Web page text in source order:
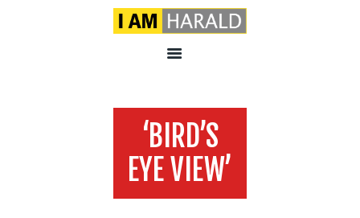
‘BIRD’S
EYE VIEW’